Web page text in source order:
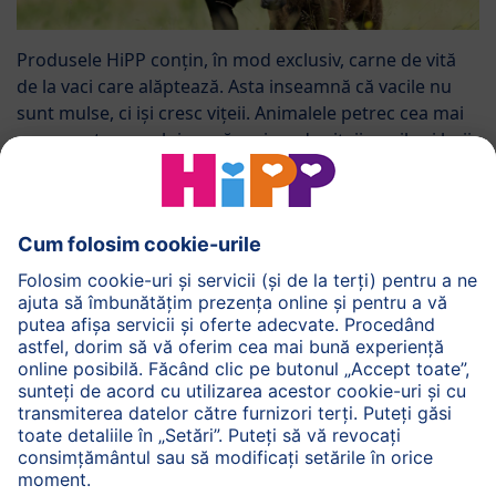
Produsele HiPP conțin, în mod exclusiv, carne de vită
de la vaci care alăptează. Asta inseamnă că vacile nu
sunt mulse, ci iși cresc vițeii. Animalele petrec cea mai
mare parte a anului pe pășuni, unde vițeii, vacile și boii
adulți cresc împreună. Aceasta permite reproducerea
naturală. În general, vițeii ecologici sunt, de asemenea,
mamele lor. Ei rămân în cireadă, împreună cu alți viței,
până ajung la “adolescență”.
Află mai multe despre fermele ecologice de bovine
HiPP